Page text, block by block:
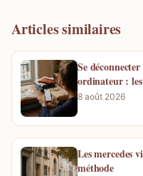
Articles similaires
Se
ordinateur : les
8 août 2026
Les mercedes
méthode